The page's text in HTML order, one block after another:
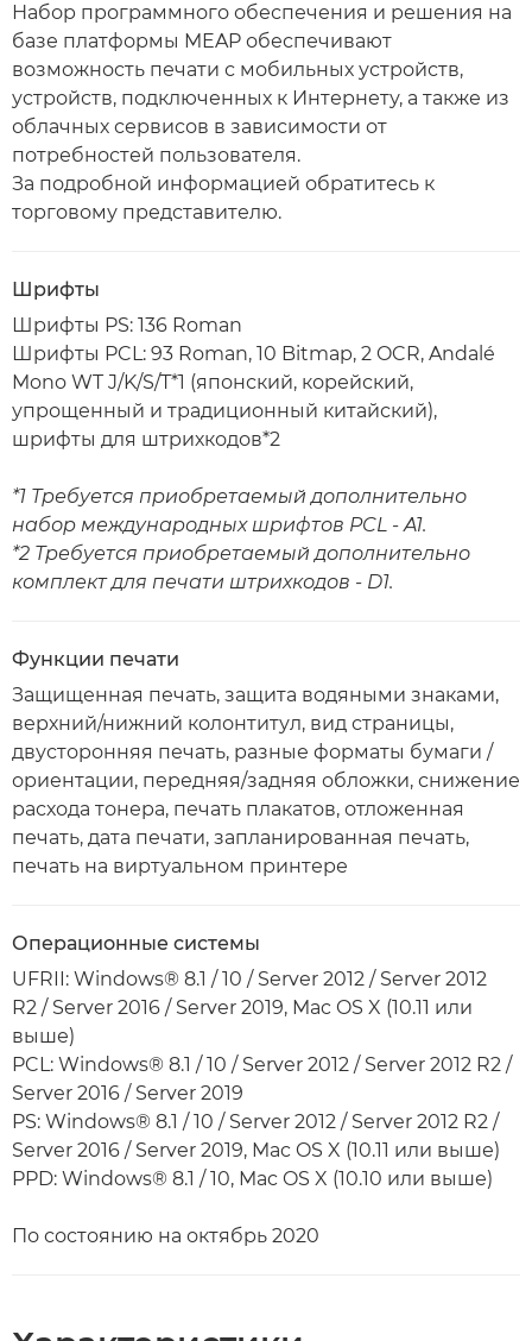
Набор программного обеспечения и решения на
базе платформы MEAP обеспечивают
возможность печати с мобильных устройств,
устройств, подключенных к Интернету, а также из
облачных сервисов в зависимости от
потребностей пользователя.
За подробной информацией обратитесь к
торговому представителю.
Шрифты
Шрифты PS: 136 Roman
Шрифты PCL: 93 Roman, 10 Bitmap, 2 OCR, Andalé
Mono WT J/K/S/T*1 (японский, корейский,
упрощенный и традиционный китайский),
шрифты для штрихкодов*2
*1 Требуется приобретаемый дополнительно
набор международных шрифтов PCL - A1.
*2 Требуется приобретаемый дополнительно
комплект для печати штрихкодов - D1.
Функции печати
Защищенная печать, защита водяными знаками,
верхний/нижний колонтитул, вид страницы,
двусторонняя печать, разные форматы бумаги /
ориентации, передняя/задняя обложки, снижение
расхода тонера, печать плакатов, отложенная
печать, дата печати, запланированная печать,
печать на виртуальном принтере
Операционные системы
UFRII: Windows® 8.1 / 10 / Server 2012 / Server 2012
R2 / Server 2016 / Server 2019, Mac OS X (10.11 или
выше)
PCL: Windows® 8.1 / 10 / Server 2012 / Server 2012 R2 /
Server 2016 / Server 2019
PS: Windows® 8.1 / 10 / Server 2012 / Server 2012 R2 /
Server 2016 / Server 2019, Mac OS X (10.11 или выше)
PPD: Windows® 8.1 / 10, Mac OS X (10.10 или выше)
По состоянию на октябрь 2020